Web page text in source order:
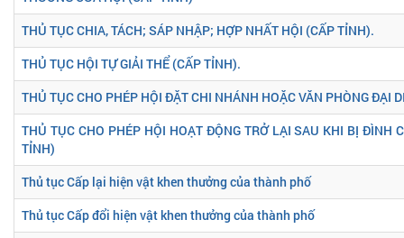
THỦ TỤC CHIA, TÁCH; SÁP NHẬP; HỢP NHẤT HỘI (CẤP TỈNH).
THỦ TỤC HỘI TỰ GIẢI THỂ (CẤP TỈNH).
THỦ TỤC CHO PHÉP HỘI ĐẶT CHI NHÁNH HOẶC VĂN PHÒNG ĐẠI
THỦ TỤC CHO PHÉP HỘI HOẠT ĐỘNG TRỞ LẠI SAU KHI BỊ ĐÌNH
TỈNH)
Thủ tục Cấp lại hiện vật khen thưởng của thành phố
Thủ tục Cấp đổi hiện vật khen thưởng của thành phố